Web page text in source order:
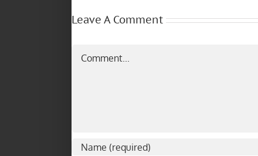
Leave A Comment